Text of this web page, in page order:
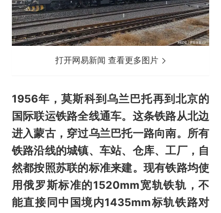
打开网易新闻 查看更多图片
1956年，莫斯科到乌兰巴托再到北京的
国际联运铁路全线通车。这条铁路从北边
进入蒙古，穿过乌兰巴托一路向南。所有
铁路沿线的城镇、车站、仓库、工厂，自
然都按照苏联的标准来建。现有铁路均使
用俄罗斯标准的1520mm宽轨铁轨，不
能直接同中国境内1435mm标轨铁路对